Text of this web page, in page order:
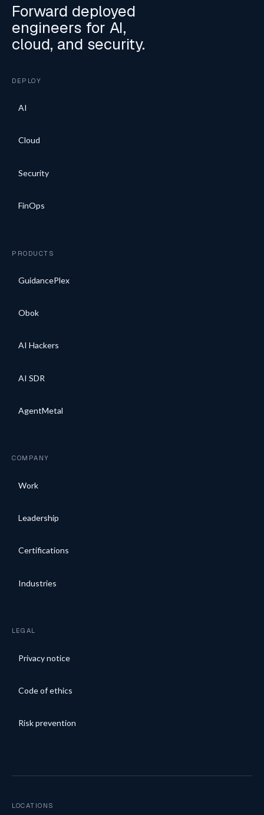
Forward deployed
engineers for AI,
cloud, and security.
DEPLOY
AI
Cloud
Security
FinOps
PRODUCTS
GuidancePlex
Obok
AI Hackers
AI SDR
AgentMetal
COMPANY
Work
Leadership
Certifications
Industries
LEGAL
Privacy notice
Code of ethics
Risk prevention
LOCATIONS